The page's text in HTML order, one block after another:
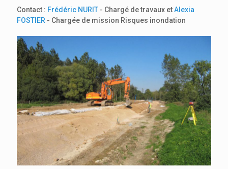
Contact : Frédéric NURIT - Chargé de travaux etAlexia
FOSTIER - Chargée de mission Risques inondation